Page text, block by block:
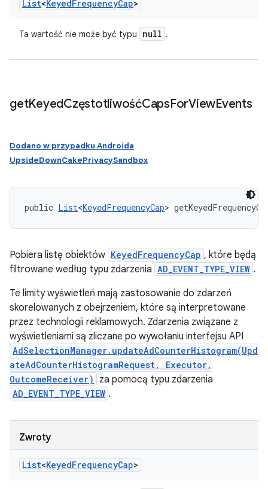
List<KeyedFrequencyCap>
Ta wartość nie może być typu null .
getKeyedCzęstotliwośćCapsForViewEvents
Dodano w przypadku Androida
UpsideDownCakePrivacySandbox
public List<KeyedFrequencyCap>
Pobiera listę obiektów KeyedFrequencyCap , które będą
filtrowane według typu zdarzenia AD_EVENT_TYPE_VIEW .
Te limity wyświetleń mają zastosowanie do zdarzeń
skorelowanych z obejrzeniem, które są interpretowane
przez technologii reklamowych. Zdarzenia związane z
wyświetleniami są zliczane po wywołaniu interfejsu API
AdSelectionManager.updateAdCounterHistogram(Upd
ateAdCounterHistogramRequest, Executor,
OutcomeReceiver)
za pomocą typu zdarzenia
AD_EVENT_TYPE_VIEW .
Zwroty
List<KeyedFrequencyCap>